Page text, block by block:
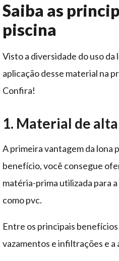
Saiba as
piscina
Visto a diversidade do uso da
aplicação desse material na
Confira!
1. Material de
A primeira vantagem da lona
benefício, você consegue
matéria-prima utilizada para
como pvc.
Entre os principais
vazamentos e infiltrações e a